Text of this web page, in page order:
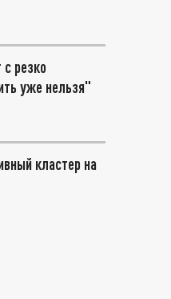
с резко
уже нельзя"
кластер на